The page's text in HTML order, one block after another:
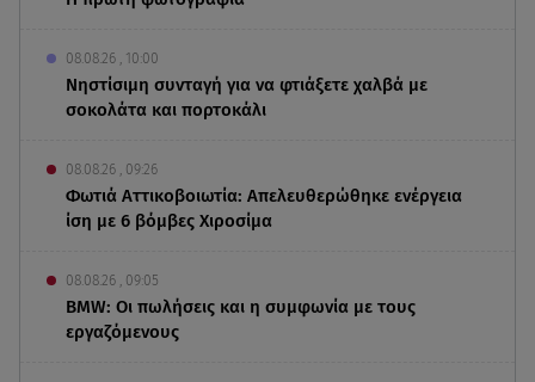
08.08.26 , 10:00
Νηστίσιμη συνταγή για να φτιάξετε χαλβά με
σοκολάτα και πορτοκάλι
08.08.26 , 09:26
Φωτιά Αττικοβοιωτία: Απελευθερώθηκε ενέργεια
ίση με 6 βόμβες Χιροσίμα
08.08.26 , 09:05
BMW: Οι πωλήσεις και η συμφωνία με τους
εργαζόμενους